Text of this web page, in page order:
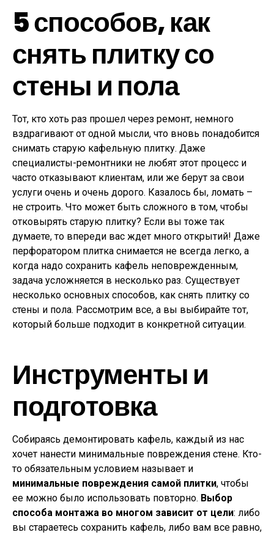
5 способов, как
снять плитку со
стены и пола
Тот, кто хоть раз прошел через ремонт, немного
вздрагивают от одной мысли, что вновь понадобится
снимать старую кафельную плитку. Даже
специалисты-ремонтники не любят этот процесс и
часто отказывают клиентам, или же берут за свои
услуги очень и очень дорого. Казалось бы, ломать –
не строить. Что может быть сложного в том, чтобы
отковырять старую плитку? Если вы тоже так
думаете, то впереди вас ждет много открытий! Даже
перфоратором плитка снимается не всегда легко, а
когда надо сохранить кафель неповрежденным,
задача усложняется в несколько раз. Существует
несколько основных способов, как снять плитку со
стены и пола. Рассмотрим все, а вы выбирайте тот,
который больше подходит в конкретной ситуации.
Инструменты и
подготовка
Собираясь демонтировать кафель, каждый из нас
хочет нанести минимальные повреждения стене. Кто-
то обязательным условием называет и
минимальные повреждения самой плитки, чтобы
ее можно было использовать повторно. Выбор
способа монтажа во многом зависит от цели: либо
вы стараетесь сохранить кафель, либо вам все равно,